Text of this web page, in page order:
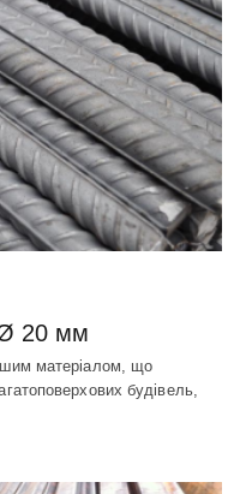
20 мм
матеріалом, що
будівель,